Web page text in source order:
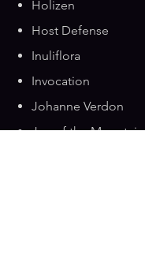
Holizen
Host Defense
Inuliflora
Invocation
Johanne Verdon
Joy of the Mountain